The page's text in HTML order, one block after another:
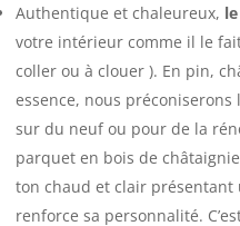
Authentique et chaleureux,
votre intérieur comme il le
coller ou à clouer ). En pin,
essence, nous
sur du neuf ou pour de la
parquet en bois de
ton chaud et clair
renforce sa personnalité.